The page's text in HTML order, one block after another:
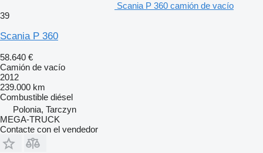
Scania P 360 camión de vacío
39
Scania P 360
58.640 €
Camión de vacío
2012
239.000 km
Combustible diésel
Polonia, Tarczyn
MEGA-TRUCK
Contacte con el vendedor